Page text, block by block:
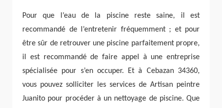
Pour que l’eau de la piscine reste saine, il est
recommandé de l’entretenir fréquemment ; et pour
être sûr de retrouver une piscine parfaitement propre,
il est recommandé de faire appel à une entreprise
spécialisée pour s’en occuper. Et à Cebazan 34360,
vous pouvez solliciter les services de Artisan peintre
Juanito pour procéder à un nettoyage de piscine. Que